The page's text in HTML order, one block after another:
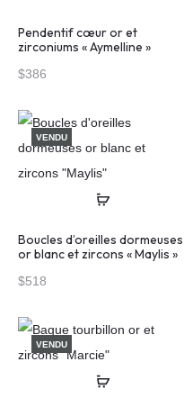
Pendentif cœur or et
zirconiums « Aymelline »
$386
VENDU
Boucles d’oreilles dormeuses
or blanc et zircons « Maylis »
$518
VENDU